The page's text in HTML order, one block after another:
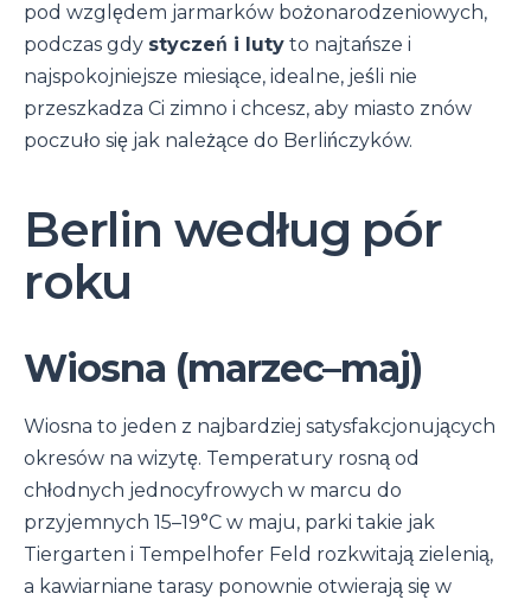
pod względem jarmarków bożonarodzeniowych,
podczas gdy styczeń i luty to najtańsze i
najspokojniejsze miesiące, idealne, jeśli nie
przeszkadza Ci zimno i chcesz, aby miasto znów
poczuło się jak należące do Berlińczyków.
Berlin według pór
roku
Wiosna (marzec–maj)
Wiosna to jeden z najbardziej satysfakcjonujących
okresów na wizytę. Temperatury rosną od
chłodnych jednocyfrowych w marcu do
przyjemnych 15–19°C w maju, parki takie jak
Tiergarten i Tempelhofer Feld rozkwitają zielenią,
a kawiarniane tarasy ponownie otwierają się w